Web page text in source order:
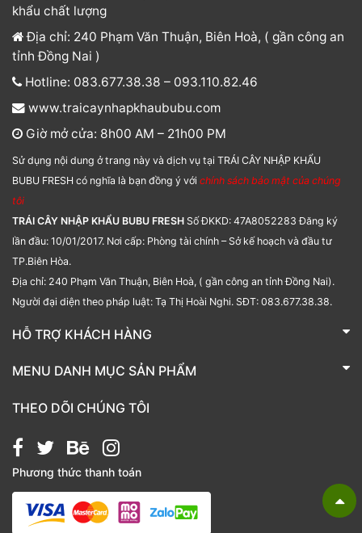
khẩu chất lượng
Địa chỉ: 240 Phạm Văn Thuận, Biên Hoà, ( gần công an
tỉnh Đồng Nai )
Hotline: 083.677.38.38 – 093.110.82.46
www.traicaynhapkhaububu.com
Giờ mở cửa: 8h00 AM – 21h00 PM
Sử dụng nội dung ở trang này và dịch vụ tại TRÁI CÂY NHẬP KHẨU
BUBU FRESH có nghĩa là bạn đồng ý với chính sách bảo mật của chúng
tôi
TRÁI CÂY NHẬP KHẨU BUBU FRESH Số ĐKKD: 47A8052283 Đăng ký
lần đầu: 10/01/2017. Nơi cấp: Phòng tài chính – Sở kế hoạch và đầu tư
TP.Biên Hòa.
Địa chỉ: 240 Phạm Văn Thuận, Biên Hoà, ( gần công an tỉnh Đồng Nai).
Người đại diện theo pháp luật: Tạ Thị Hoài Nghi. SĐT: 083.677.38.38.
HỖ TRỢ KHÁCH HÀNG
TRÁI CÂY NHẬP KHẨU BUBU FRESH
MENU DANH MỤC SẢN PHẨM
Bánh kẹo
Giỏ quà tặng
Hạt chia
Hạt dẻ cười
Hạt hạnh nhân
THEO DÕI CHÚNG TÔI
Phương thức thanh toán